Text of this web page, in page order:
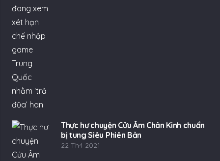
Thực hư chuyện Cửu Âm Chân Kinh chuẩn
bị tung Siêu Phiên Bản
22 Th4 2021